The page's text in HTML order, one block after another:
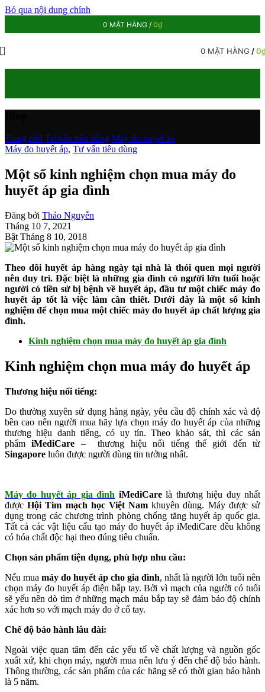
Bỏ qua nội dung chính
0 MẶT HÀNG / 0₫
0 MẶT HÀNG /0
Trang chủ Tư vấn tiêu dùng Máy đo huyết áp
Máy đo huyết áp, Tư vấn tiêu dùng
Một số kinh nghiệm chọn mua máy đo
huyết áp gia đình
Đăng bởi Thảo Nguyễn
Tháng 10 7, 2021
Bật Tháng 8 10, 2018
Theo dõi huyết áp hàng ngày tại nhà là thói quen mọi người
nên duy trì. Đặc biệt là những gia đình có người lớn tuổi hoặc
người có tiền sử bị bệnh về huyết áp, đầu tư một chiếc máy đo
huyết áp tốt là việc làm cần thiết. Dưới đây là một số kinh
nghiệm để chọn mua một chiếc máy đo huyết áp chất lượng gia
đình.
Kinh nghiệm chọn mua máy đo huyết áp gia đình
Kinh nghiệm chọn mua máy đo huyết áp
Thương hiệu nổi tiếng:
Do thường xuyên sử dụng hàng ngày, yêu cầu độ chính xác và độ
bền cao nên người mua hãy lựa chọn máy đo huyết áp của những
thương hiệu danh tiếng, có uy tín. Theo khảo sát, thì các sản
phẩmiMediCare – thương hiệu nổi tiếng thế giới đến từ
Singapore luôn được người dùng tin tưởng nhất.
Máy đo huyết áp gia đình iMediCarelà thương hiệu duy nhất
đượcHội Tim mạch học Việt Nam khuyên dùng. Máy được sử
dụng trong các chương trình phòng chống tăng huyết áp quốc gia.
Tất cả các vật liệu cấu tạo máy đo huyết áp iMediCare đều không
có hóa chất độc hại theo đúng tiêu chuẩn.
Chọn sản phẩm tiện dụng, phù hợp nhu cầu:
Nếu mua máy đo huyết áp cho gia đình, nhất là người lớn tuổi nên
chọn máy đo huyết áp điện bắp tay. Bởi vì mạch của người có tuổi
sẽ yếu nên dò tìm ở những mạch máu bắp tay sẽ đảm bảo độ chính
xác hơn so với mạch máy đo ở cổ tay.
Chế độ bảo hành lâu dài:
Ngoài việc quan tâm đến các yếu tố về chất lượng và nguồn gốc
xuất xứ, khi chọn máy, người mua nên lưu ý đến chế độ bảo hành.
Thông thường, các sản phẩm của các hãng sẽ có thời gian bảo hành
là 5 năm.